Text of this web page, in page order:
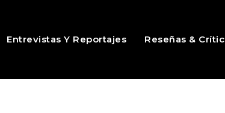
Entrevistas Y Reportajes Reseñas &